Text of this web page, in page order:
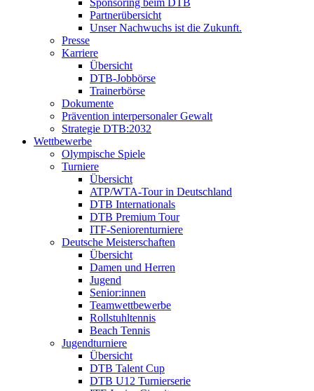
Sponsoring beim DTB
Partnerübersicht
Unser Nachwuchs ist die Zukunft.
Presse
Karriere
Übersicht
DTB-Jobbörse
Trainerbörse
Dokumente
Prävention interpersonaler Gewalt
Strategie DTB:2032
Wettbewerbe
Olympische Spiele
Turniere
Übersicht
ATP/WTA-Tour in Deutschland
DTB Internationals
DTB Premium Tour
ITF-Seniorenturniere
Deutsche Meisterschaften
Übersicht
Damen und Herren
Jugend
Senior:innen
Teamwettbewerbe
Rollstuhltennis
Beach Tennis
Jugendturniere
Übersicht
DTB Talent Cup
DTB U12 Turnierserie